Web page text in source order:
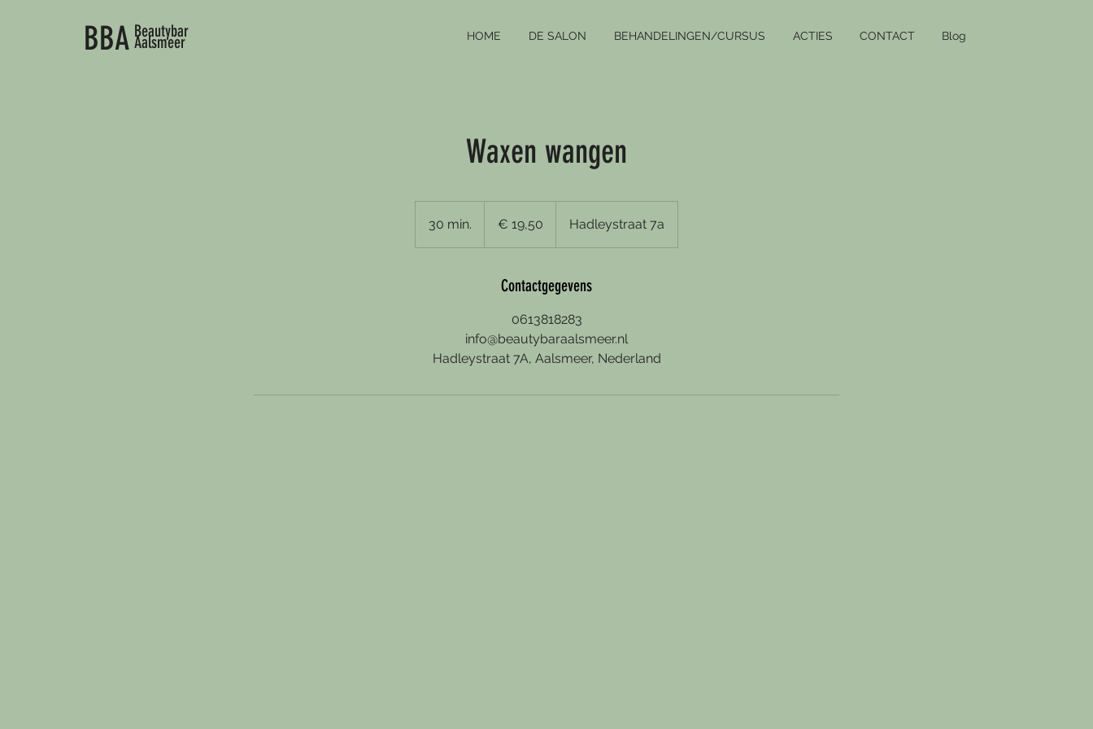
BBA Beautybar
Aalsmeer HOME DE SALON BEHANDELINGEN/CURSUS ACTIES CONTACT Blog
Waxen wangen
30 min.
0
€ 19,50 Hadleystraat 7a
Contactgegevens
0613818283
info@beautybaraalsmeer.nl
Hadleystraat 7A, Aalsmeer, Nederland